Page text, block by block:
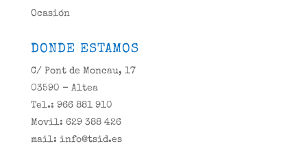
Ocasión
DONDE ESTAMOS
C/ Pont de Moncau, 17
03590 - Altea
Tel.: 966 881 910
Movil: 629 388 426
mail: info@tsid.es